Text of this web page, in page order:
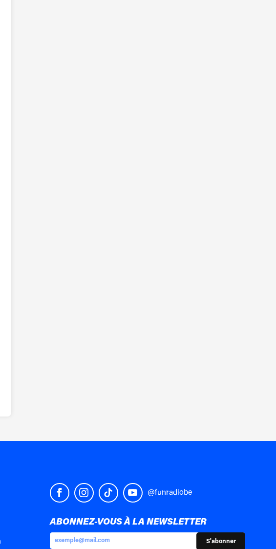
@funradiobe
ABONNEZ-VOUS À LA NEWSLETTER